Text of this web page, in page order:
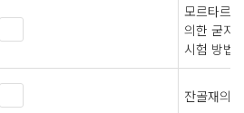
모르타르
의한 굳지
시험 방법
잔골재의